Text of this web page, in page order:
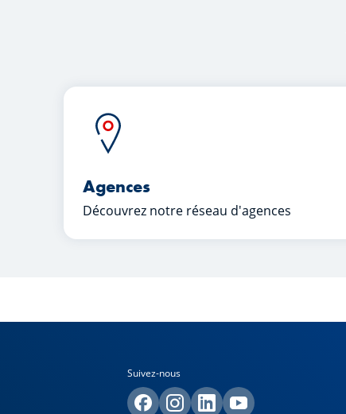
Agences
Découvrez notre réseau d'agences
Suivez-nous